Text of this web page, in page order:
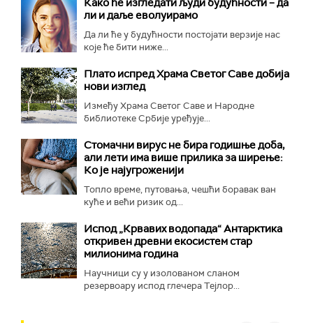
ли и даље еволуирамо
Да ли ће у будућности постојати верзије нас
које ће бити ниже...
Плато испред Храма Светог Саве добија
нови изглед
Између Храма Светог Саве и Народне
библиотеке Србије уређује...
Стомачни вирус не бира годишње доба,
али лети има више прилика за ширење:
Ко је најугроженији
Топло време, путовања, чешћи боравак ван
куће и већи ризик од...
Испод „Крвавих водопада“ Антарктика
откривен древни екосистем стар
милионима година
Научници су у изолованом сланом
резервоару испод глечера Тејлор...